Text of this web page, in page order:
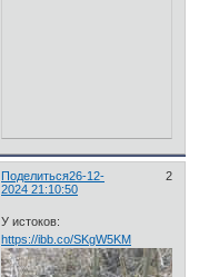
Поделиться 2
26-12-
2024 21:10:50
У истоков:
https://ibb.co/SKgW5KM